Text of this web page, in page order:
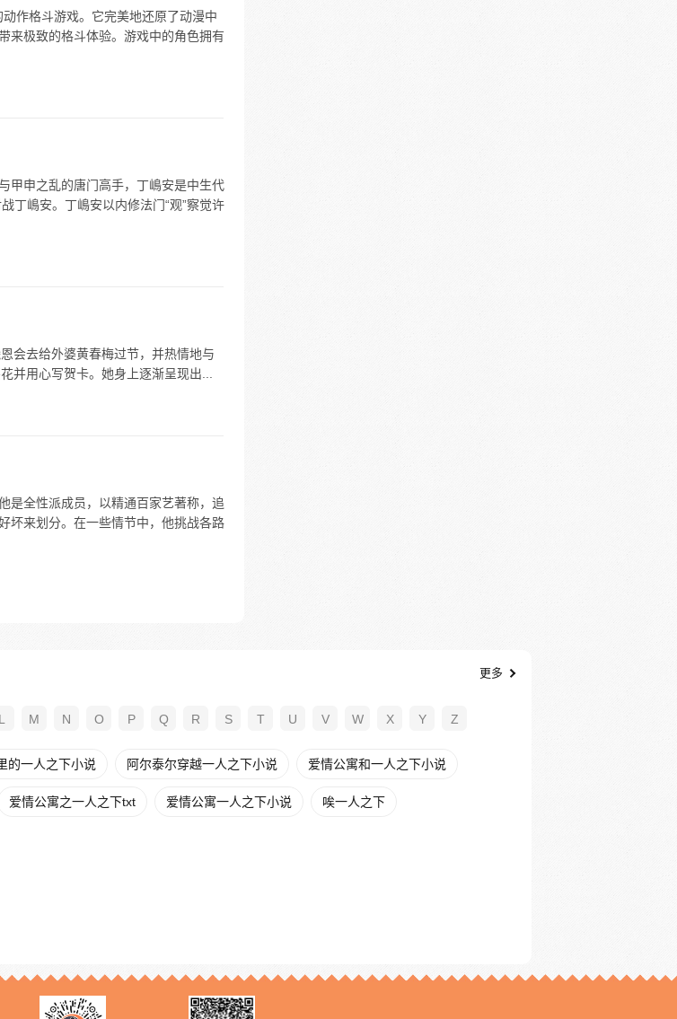
作格斗游戏。它完美地还原了动漫中
来极致的格斗体验。游戏中的角色拥有
甲申之乱的唐门高手，丁嶋安是中生代
丁嶋安。丁嶋安以内修法门“观”察觉许
会去给外婆黄春梅过节，并热情地与
并用心写贺卡。她身上逐渐呈现出...
是全性派成员，以精通百家艺著称，追
坏来划分。在一些情节中，他挑战各路
更多
L M N O P Q R S T U V W X Y Z
的一人之下小说 阿尔泰尔穿越一人之下小说 爱情公寓和一人之下小说
爱情公寓之一人之下txt 爱情公寓一人之下小说 唉一人之下